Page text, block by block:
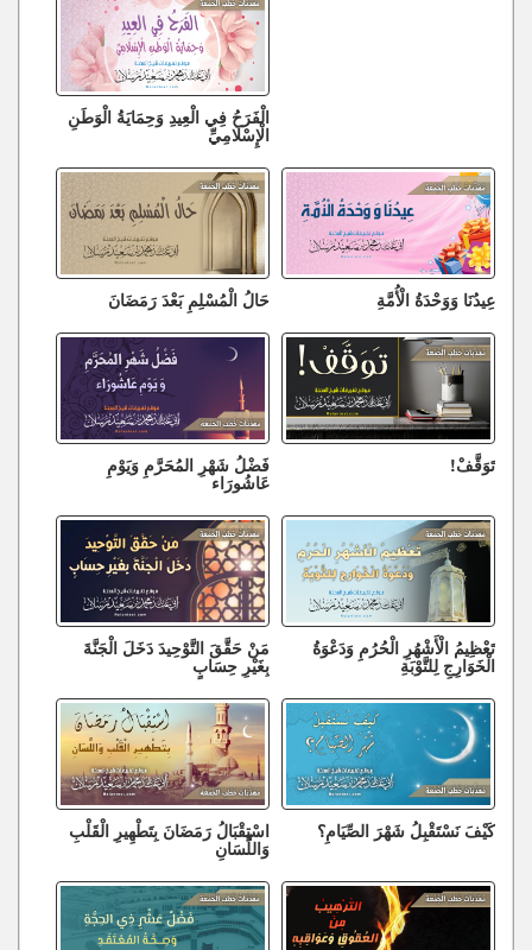
الْفَرَحُ فِي الْعِيدِ وَحِمَايَةُ الْوَطَنِ
الْإِسْلَامِيِّ
عِيدُنَا وَوَحْدَةُ الْأُمَّةِ حَالُ الْمُسْلِمِ بَعْدَ رَمَضَانَ
تَوَقَّفْ! فَضْلُ شَهْرِ المُحَرَّمِ وَيَوْمِ
عَاشُورَاء
تَعْظِيمُ الْأَشْهُرِ الْحُرُمِ وَدَعْوَةُ
الْخَوَارِجِ لِلتَّوْبَةِ
مَنْ حَقَّقَ التَّوْحِيدَ دَخَلَ الْجَنَّةَ
بِغَيْرِ حِسَابٍ
كَيْفَ نَسْتَقْبِلُ شَهْرَ الصِّيَامِ؟ اسْتِقْبَالُ رَمَضَانَ بِتَطْهِيرِ الْقَلْبِ
وَاللِّسَانِ